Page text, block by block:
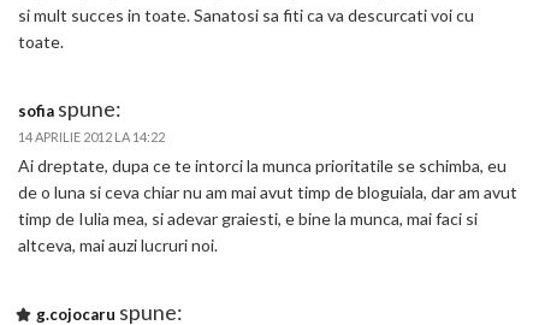
si mult succes in toate. Sanatosi sa fiti ca va descurcati voi cu
toate.
sofia spune:
14 APRILIE 2012 LA 14:22
Ai dreptate, dupa ce te intorci la munca prioritatile se schimba, eu
de o luna si ceva chiar nu am mai avut timp de bloguiala, dar am avut
timp de Iulia mea, si adevar graiesti, e bine la munca, mai faci si
altceva, mai auzi lucruri noi.
g.cojocaru spune: